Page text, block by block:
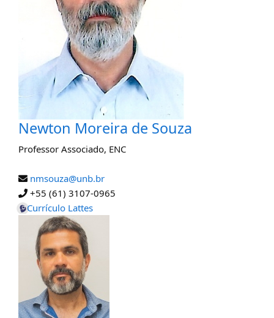
Newton Moreira de Souza
Professor Associado, ENC
nmsouza@unb.br
+55 (61) 3107-0965
Currículo Lattes